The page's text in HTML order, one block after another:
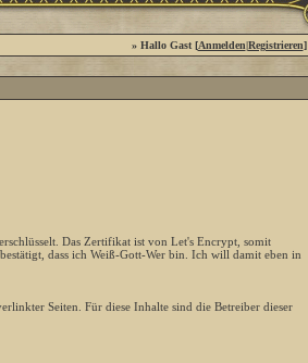
» Hallo Gast [Anmelden|Registrieren]
Das Zertifikat ist von Let's Encrypt, somit
dass ich Weiß-Gott-Wer bin. Ich will damit eben in
Seiten. Für diese Inhalte sind die Betreiber dieser